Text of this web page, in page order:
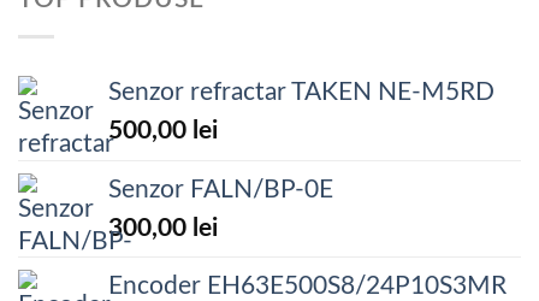
Senzor refractar TAKEN NE-M5RD
500,00 lei
Senzor FALN/BP-0E
300,00 lei
Encoder EH63E500S8/24P10S3MR